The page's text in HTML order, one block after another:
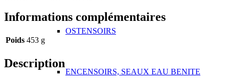
OSTENSOIRS
ENCENSOIRS, SEAUX EAU BENITE
argent
de
allemand
restauré
Informations complémentaires
Poids 453 g
Description